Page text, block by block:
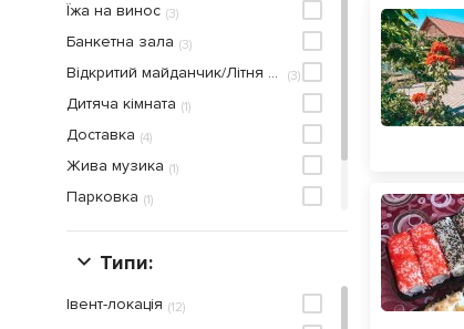
(3)
Їжа на винос
(3)
Банкетна зала
(3)
Відкритий майданчик/Літня тераса
(1)
Дитяча кiмната
(4)
Доставка
(1)
Жива музика
(1)
Парковка
(2)
Приймаються кредитнi карти
(3)
Сніданок
Типи:
(12)
Івент-локація